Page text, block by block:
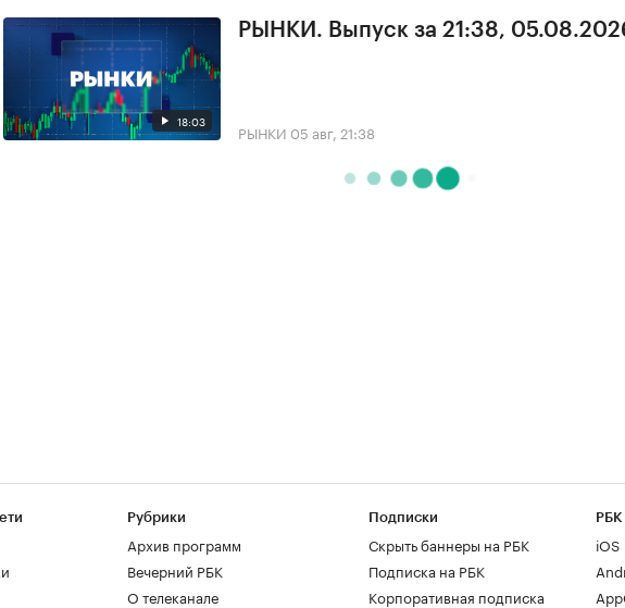
18:03
РЫНКИ. Выпуск за 21:38,
РЫНКИ 05 авг, 21:38
Рубрики
Архив программ
Вечерний РБК
О телеканале
Подписки
Скрыть баннеры на РБК
Подписка на РБК
Корпоративная подписка
РБК
iOS